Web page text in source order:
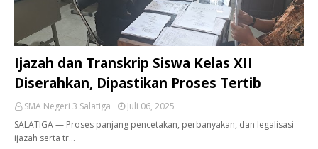
Ijazah dan Transkrip Siswa Kelas XII
Diserahkan, Dipastikan Proses Tertib
SMA Negeri 3 Salatiga
Juli 06, 2025
SALATIGA — Proses panjang pencetakan, perbanyakan, dan legalisasi
ijazah serta tr…